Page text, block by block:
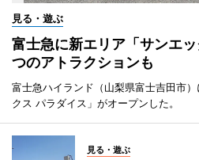
見る・遊ぶ
富士急に新エリア「サンエ
つのアトラクションも
富士急ハイランド（山梨県富士吉田市
クス パラダイス」がオープンした。
見る・遊ぶ